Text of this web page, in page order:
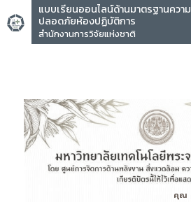
แบบเรียนออนไลน์ด้านมาตรฐานความ
ปลอดภัยห้องปฏิบัติการ
สำนักงานการวิจัยแห่งชาติ
คุณ